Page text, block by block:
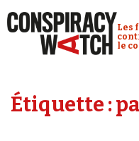
Les
le
Étiquette :